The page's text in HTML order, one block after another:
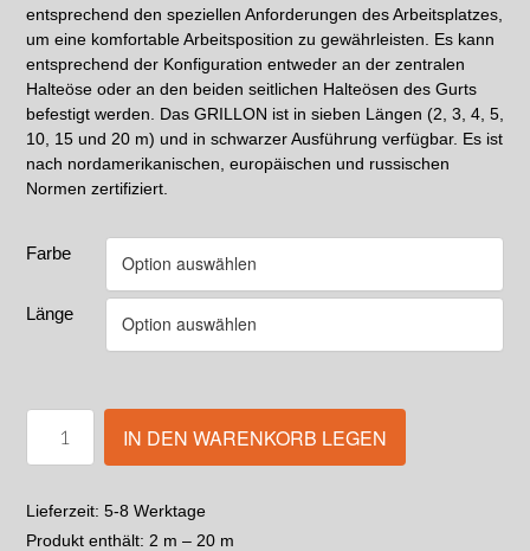
entsprechend den speziellen Anforderungen des Arbeitsplatzes,
um eine komfortable Arbeitsposition zu gewährleisten. Es kann
entsprechend der Konfiguration entweder an der zentralen
Halteöse oder an den beiden seitlichen Halteösen des Gurts
befestigt werden. Das GRILLON ist in sieben Längen (2, 3, 4, 5,
10, 15 und 20 m) und in schwarzer Ausführung verfügbar. Es ist
nach nordamerikanischen, europäischen und russischen
Normen zertifiziert.
Farbe
Länge
IN DEN WARENKORB LEGEN
Lieferzeit: 5-8 Werktage
Produkt enthält: 2 m – 20 m